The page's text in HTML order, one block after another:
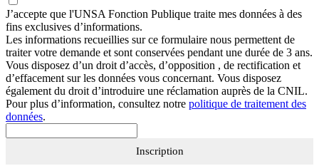
J’accepte que l'UNSA Fonction Publique traite mes données à des
fins exclusives d’informations.
Les informations recueillies sur ce formulaire nous permettent de
traiter votre demande et sont conservées pendant une durée de 3 ans.
Vous disposez d’un droit d’accès, d’opposition , de rectification et
d’effacement sur les données vous concernant. Vous disposez
également du droit d’introduire une réclamation auprès de la CNIL.
Pour plus d’information, consultez notre politique de traitement des
données.
Inscription